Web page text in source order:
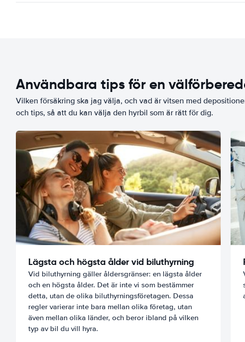
Användbara tips för en
Vilken försäkring ska jag välja, och vad är vitsen med
och tips, så att du kan välja den hyrbil som är rätt för dig.
Lägsta och högsta ålder vid biluthyrning
Vid biluthyrning gäller åldersgränser: en lägsta ålder
och en högsta ålder. Det är inte vi som bestämmer
detta, utan de olika biluthyrningsföretagen. Dessa
regler varierar inte bara mellan olika företag, utan
även mellan olika länder, och beror ibland på vilken
typ av bil du vill hyra.